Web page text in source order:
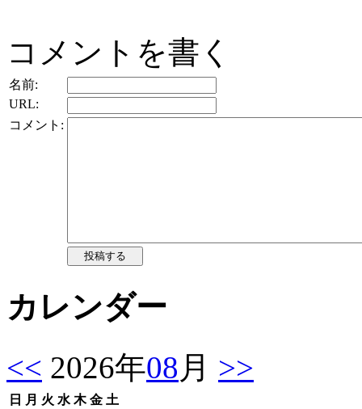
コメントを書く
名前:
URL:
コメント:
カレンダー
<< 2026年08 月 >>
日 月 火 水 木 金 土